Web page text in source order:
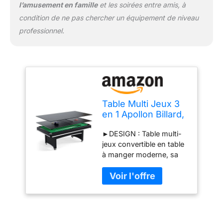
l’amusement en familleet les soirées entre amis, à
condition de ne pas chercher un équipement de niveau
professionnel.
Table Multi Jeux 3
en 1 Apollon Billard,
Dînatoire - avec
Accessoires
►DESIGN : Table multi-
jeux convertible en table
à manger moderne, sa
aux couleurs très
tendance vous permettra
de l’intégrer facilement